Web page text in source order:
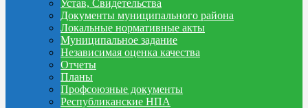
Устав, Свидетельства
Документы муниципального района
Локальные нормативные акты
Муниципальное задание
Независимая оценка качества
Отчеты
Планы
Профсоюзные документы
Республиканские НПА